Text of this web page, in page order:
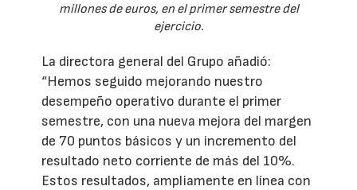
millones de euros, en el primer semestre del
ejercicio.
La directora general del Grupo añadió:
“Hemos seguido mejorando nuestro
desempeño operativo durante el primer
semestre, con una nueva mejora del margen
de 70 puntos básicos y un incremento del
resultado neto corriente de más del 10%.
Estos resultados, ampliamente en línea con